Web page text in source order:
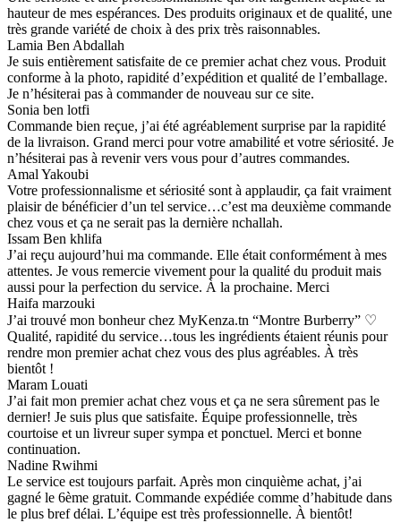
hauteur de mes espérances. Des produits originaux et de qualité, une
très grande variété de choix à des prix très raisonnables.
Lamia Ben Abdallah
Je suis entièrement satisfaite de ce premier achat chez vous. Produit
conforme à la photo, rapidité d’expédition et qualité de l’emballage.
Je n’hésiterai pas à commander de nouveau sur ce site.
Sonia ben lotfi
Commande bien reçue, j’ai été agréablement surprise par la rapidité
de la livraison. Grand merci pour votre amabilité et votre sériosité. Je
n’hésiterai pas à revenir vers vous pour d’autres commandes.
Amal Yakoubi
Votre professionnalisme et sériosité sont à applaudir, ça fait vraiment
plaisir de bénéficier d’un tel service…c’est ma deuxième commande
chez vous et ça ne serait pas la dernière nchallah.
Issam Ben khlifa
J’ai reçu aujourd’hui ma commande. Elle était conformément à mes
attentes. Je vous remercie vivement pour la qualité du produit mais
aussi pour la perfection du service. À la prochaine. Merci
Haifa marzouki
J’ai trouvé mon bonheur chez MyKenza.tn “Montre Burberry” ♡
Qualité, rapidité du service…tous les ingrédients étaient réunis pour
rendre mon premier achat chez vous des plus agréables. À très
bientôt !
Maram Louati
J’ai fait mon premier achat chez vous et ça ne sera sûrement pas le
dernier! Je suis plus que satisfaite. Équipe professionnelle, très
courtoise et un livreur super sympa et ponctuel. Merci et bonne
continuation.
Nadine Rwihmi
Le service est toujours parfait. Après mon cinquième achat, j’ai
gagné le 6ème gratuit. Commande expédiée comme d’habitude dans
le plus bref délai. L’équipe est très professionnelle. À bientôt!